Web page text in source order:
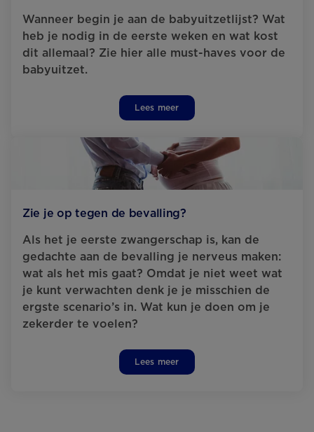
Wanneer begin je aan de babyuitzetlijst? Wat
heb je nodig in de eerste weken en wat kost
dit allemaal? Zie hier alle must-haves voor de
babyuitzet.
Lees meer
Zie je op tegen de bevalling?
Als het je eerste zwangerschap is, kan de
gedachte aan de bevalling je nerveus maken:
wat als het mis gaat? Omdat je niet weet wat
je kunt verwachten denk je je misschien de
ergste scenario’s in. Wat kun je doen om je
zekerder te voelen?
Lees meer